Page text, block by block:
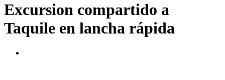
Excursion compartido a
Taquile en lancha rápida